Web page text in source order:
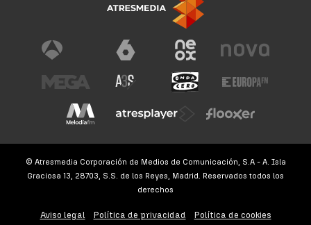
© Atresmedia Corporación de Medios de Comunicación, S.A - A. Isla
Graciosa 13, 28703, S.S. de los Reyes, Madrid. Reservados todos los
derechos
Aviso legal Política de privacidad Política de cookies